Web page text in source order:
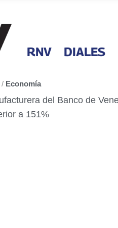
RNV DIALES
/ Economía